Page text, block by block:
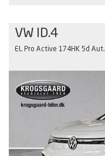
VW ID.4
EL Pro Active 174HK 5d Aut.